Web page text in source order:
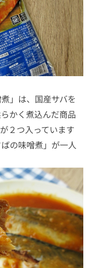
」は、国産サバを
かく煮込んだ商品
２つ入っています
の味噌煮」が一人